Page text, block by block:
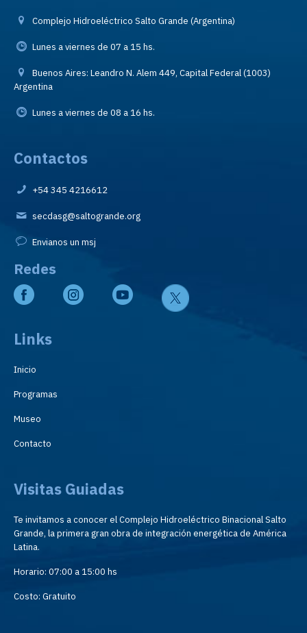
Complejo Hidroeléctrico Salto Grande (Argentina)
Lunes a viernes de 07 a 15 hs.
Buenos Aires: Leandro N. Alem 449, Capital Federal (1003)
Argentina
Lunes a viernes de 08 a 16 hs.
Contactos
+54 345 4216612
secdasg@saltogrande.org
Envianos un msj
Redes
Links
Inicio
Programas
Museo
Contacto
Visitas Guiadas
Te invitamos a conocer el Complejo Hidroeléctrico Binacional Salto
Grande, la primera gran obra de integración energética de América
Latina.
Horario: 07:00 a 15:00 hs
Costo: Gratuito